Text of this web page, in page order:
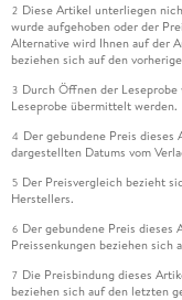
2 Diese Artikel unterliegen
wurde aufgehoben oder der
Alternative wird Ihnen auf der
beziehen sich auf den
3 Durch Öffnen der
Leseprobe übermittelt werden.
4 Der gebundene Preis
dargestellten Datums vom
5 Der Preisvergleich bezieht
Herstellers.
6 Der gebundene Preis dieses
Preissenkungen beziehen sich
7 Die Preisbindung dieses
beziehen sich auf den letzten